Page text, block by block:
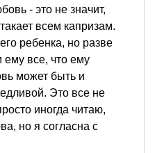
- это не значит,
всем капризам.
ребенка, но разве
все, что ему
может быть и
Это все не
иногда читаю,
но я согласна с